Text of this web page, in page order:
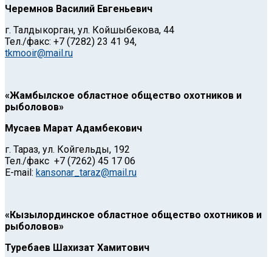
Черемнов Василий Евгеньевич
г. Талдыкорган, ул. Койшыбекова, 44
Тел./факс: +7 (7282) 23 41 94,
tkmooir@mail.ru
«Жамбылское областное общество охотников и
рыболовов»
Мусаев Марат Адамбекович
г. Тараз, ул. Койгельды, 192
Тел./факс +7 (7262) 45 17 06
E-mаil: kansonar_taraz@mail.ru
«Кызылординское областное общество охотников и
рыболовов»
Туребаев Шахизат Хамитович